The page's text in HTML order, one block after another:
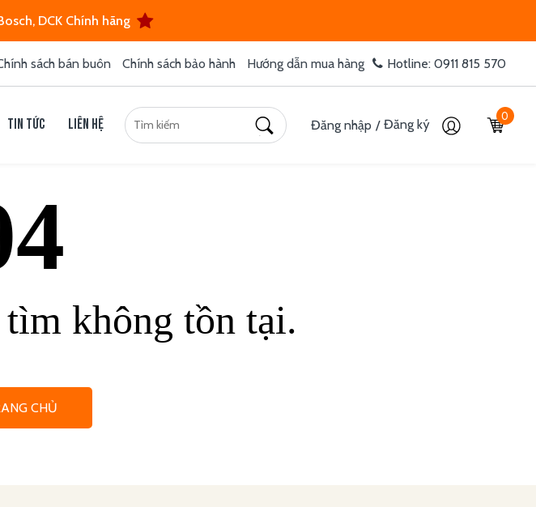
DCK Chính hãng
sách bán buôn Chính sách bảo hành Hướng dẫn mua hàng Hotline: 0911 815 570
Tin tức Liên hệ Đăng nhập / Đăng ký
0
không tồn tại.
CHỦ